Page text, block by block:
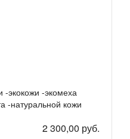
-экокожи -экомеха
-натуральной кожи
2 300,00 руб.